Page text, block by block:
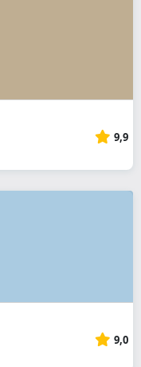
9,9
9,0